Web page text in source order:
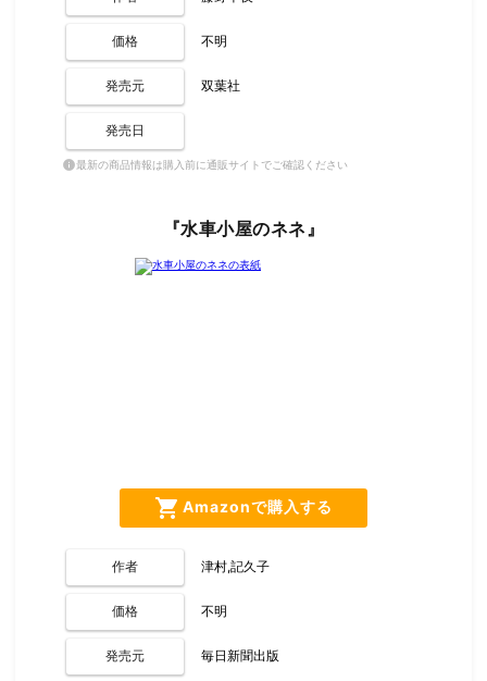
価格 不明
発売元 双葉社
発売日
info最新の商品情報は購入前に通販サイトでご確認ください
『水車小屋のネネ』
shopping_cart Amazonで購入する
作者 津村,記久子
価格 不明
発売元 毎日新聞出版